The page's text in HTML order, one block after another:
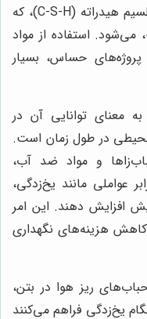
باعث افزایش مقدار سیلیکات کلسیم هیدراته (C-S-H)، که
استفاده از مواد
پروژه‌های حساس، بسیار
معنای توانایی آن در
در طول زمان است.
و مواد ضد آب،
عواملی مانند یخ‌زدگی،
افزایش دهند. این امر
هزینه‌های نگهداری
ریز هوا در بتن،
یخ‌زدگی فراهم می‌کنند